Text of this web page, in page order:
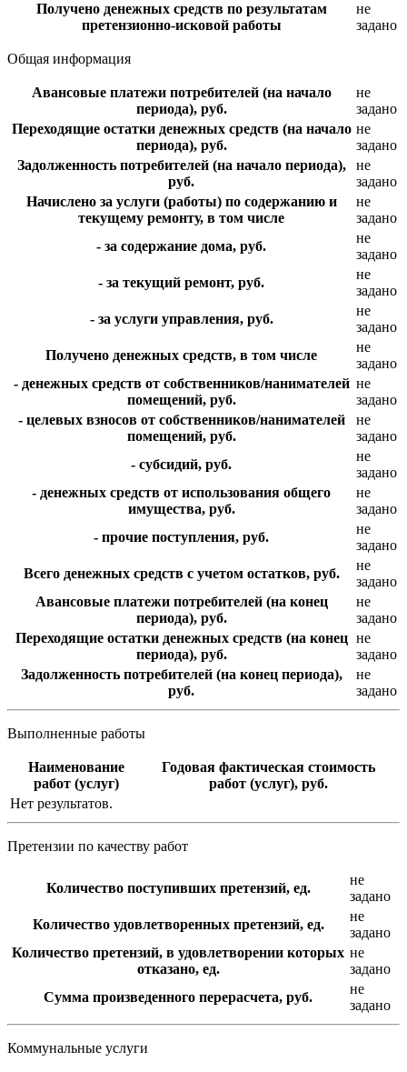
Получено денежных средств по результатам
претензионно-исковой работы
не
задано
Общая информация
Авансовые платежи потребителей (на начало
периода), руб.
не
задано
Переходящие остатки денежных средств (на начало
периода), руб.
не
задано
Задолженность потребителей (на начало периода),
руб.
не
задано
Начислено за услуги (работы) по содержанию и
текущему ремонту, в том числе
не
задано
- за содержание дома, руб.
не
задано
- за текущий ремонт, руб.
не
задано
- за услуги управления, руб.
не
задано
Получено денежных средств, в том числе
не
задано
- денежных средств от собственников/нанимателей
помещений, руб.
не
задано
- целевых взносов от собственников/нанимателей
помещений, руб.
не
задано
- субсидий, руб.
не
задано
- денежных средств от использования общего
имущества, руб.
не
задано
- прочие поступления, руб.
не
задано
Всего денежных средств с учетом остатков, руб.
не
задано
Авансовые платежи потребителей (на конец
периода), руб.
не
задано
Переходящие остатки денежных средств (на конец
периода), руб.
не
задано
Задолженность потребителей (на конец периода),
руб.
не
задано
Выполненные работы
Наименование
работ (услуг)
Годовая фактическая стоимость
работ (услуг), руб.
Нет результатов.
Претензии по качеству работ
Количество поступивших претензий, ед.
не
задано
Количество удовлетворенных претензий, ед.
не
задано
Количество претензий, в удовлетворении которых
отказано, ед.
не
задано
Сумма произведенного перерасчета, руб.
не
задано
Коммунальные услуги